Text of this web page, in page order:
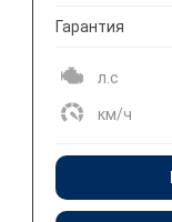
Гарантия
л.с
км/ч